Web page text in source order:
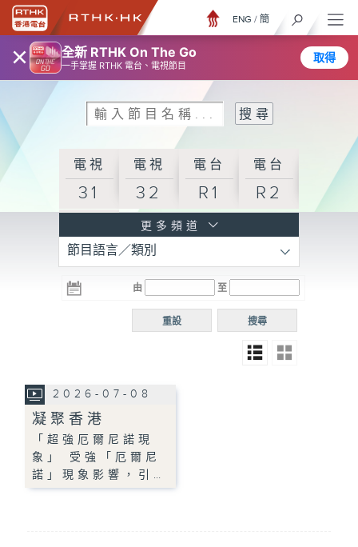
× 全新 RTHK On The Go
一手掌握 RTHK 電台、電視節目
取得
ENG / 簡
電視
31
電視
32
電台
R1
電台
R2
R3
電台 電台
R5
電台
普通
更多頻道
節目語言／類別
由 至
搜尋
重設
2026-07-08
凝聚香港
「超強厄爾尼諾現
象」 受強「厄爾尼
諾」現象影響，引…